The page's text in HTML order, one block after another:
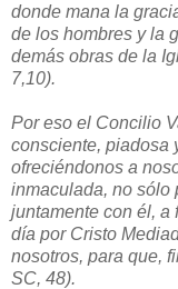
donde mana la
de los hombres y la
demás obras de la
7,10).
Por eso el Concilio
consciente, piadosa
ofreciéndonos a
inmaculada, no sólo
juntamente con él, a
día por Cristo
nosotros, para que,
SC, 48).